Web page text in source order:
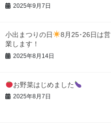
2025年9月7日
小出まつりの日
8月25･26日は営
業します！
2025年8月14日
お野菜はじめました
2025年8月7日